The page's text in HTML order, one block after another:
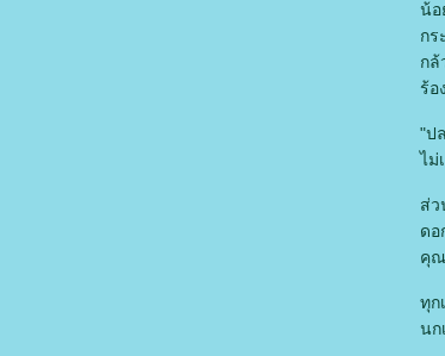
น้อ
กร
กล้
ร้อ
"ป
ไม่
ส่ว
ดอ
คุณ
ทุก
นก